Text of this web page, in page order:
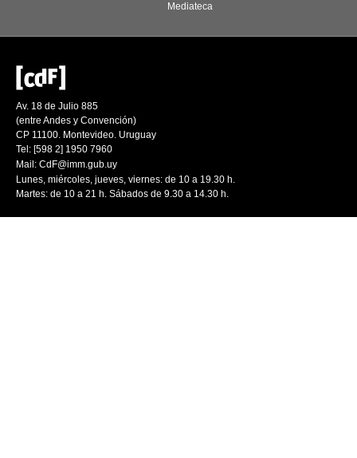
Mediateca
Av. 18 de Julio 885
(entre Andes y Convención)
CP 11100. Montevideo. Uruguay
Tel: [598 2] 1950 7960
Mail: CdF@imm.gub.uy
Lunes, miércoles, jueves, viernes: de 10 a 19.30 h.
Martes: de 10 a 21 h. Sábados de 9.30 a 14.30 h.